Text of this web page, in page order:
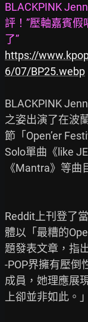
BLACKPINK
評！”壓軸嘉賓假
了”
https://
6/07/BP25.webp
BLACKPINK
之姿出演了在波
節「Open’er
Solo單曲《like
《Mantra》等曲
Reddit上刊登了
體以「最糟的
題發表文章，指
-POP界擁有壓倒
成員，她理應展
上卻並非如此。」